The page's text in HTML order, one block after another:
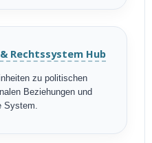
Rechtssystem Hub
zu politischen
Beziehungen und
System.